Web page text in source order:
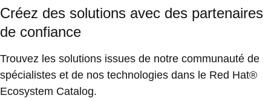
Créez des solutions avec des partenaires
de confiance
Trouvez les solutions issues de notre communauté de
spécialistes et de nos technologies dans le Red Hat®
Ecosystem Catalog.